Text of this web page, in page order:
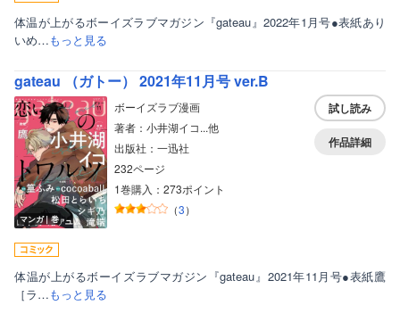
体温が上がるボーイズラブマガジン『gateau』2022年1月号●表紙あり
いめ…もっと見る
gateau （ガトー） 2021年11月号 ver.B
マンガ｜巻
ボーイズラブ漫画
著者：小井湖イコ...他
出版社：一迅社
232ページ
1巻購入：273ポイント
（3）
試し読み
作品詳細
体温が上がるボーイズラブマガジン『gateau』2021年11月号●表紙鷹
［ラ…もっと見る